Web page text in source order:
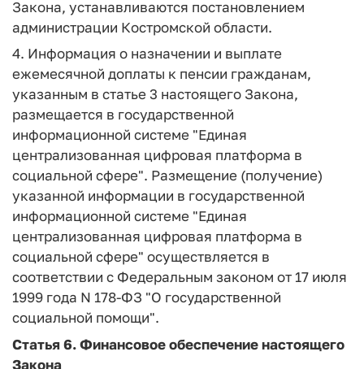
Закона, устанавливаются постановлением
администрации Костромской области.
4. Информация о назначении и выплате
ежемесячной доплаты к пенсии гражданам,
указанным в статье 3 настоящего Закона,
размещается в государственной
информационной системе "Единая
централизованная цифровая платформа в
социальной сфере". Размещение (получение)
указанной информации в государственной
информационной системе "Единая
централизованная цифровая платформа в
социальной сфере" осуществляется в
соответствии с Федеральным законом от 17 июля
1999 года N 178-ФЗ "О государственной
социальной помощи".
Статья 6.Финансовое обеспечение настоящего
Закона